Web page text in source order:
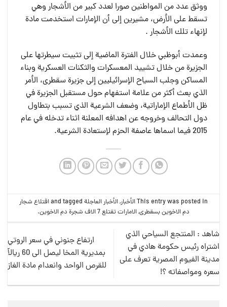
ووثق عدد من المواطنين صورا لعدد كبير من الأشجار وهي
تسقط على الأرض، مشيرين إلى أن الإمارات استخدمت مادة
لإنهاء تلك الأشجار .
وعمدت أبوظبي خلال الفترة الماضية إلى تثبيت سيطرتها على
الجزيرة من خلال تشييد المعسكرات والثكنات العسكرية وبناء
المساكن وجلب السياح الإسرائيليين إلى جزيرة سقطرى، الأمر
الذي بعث أكثر من علامة استفهام حول مستقبل الجزيرة في
ظل الأطماع الإماراتية، وضعف الشرعية الذي تسبب بتطاول
دول التحالف وخروجه عن اهدافه المعلنة اثناء تدخله في عام
2015 فيما اسماها عاصفة الحزم لإستعادة الشرعية.
This entry was posted inالأخبار,الأخبار العاجلة
اقتلاع شجار
دم الاخوين بسقطرى,الامارات تقتلع 7 الاف شجرة دم الاخوين .
شاهد : المنتجع السياحي الذي
اشتراه رئيس حكومة هادي في
مدينة الفيوم المصرية تعرف على
سعره ومواصفاته ؟!
ارتفاع جنوني في سعر الروتي
بمديرية المخا ليصل الى 60 ريالاً
للقرص الواحد وانعدام مادة الغاز